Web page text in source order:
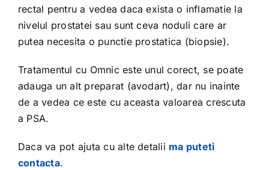
rectal pentru a vedea daca exista o inflamatie la
nivelul prostatei sau sunt ceva noduli care ar
putea necesita o punctie prostatica (biopsie).
Tratamentul cu Omnic este unul corect, se poate
adauga un alt preparat (avodart), dar nu inainte
de a vedea ce este cu aceasta valoarea crescuta
a PSA.
Daca va pot ajuta cu alte detalii ma puteti
contacta.